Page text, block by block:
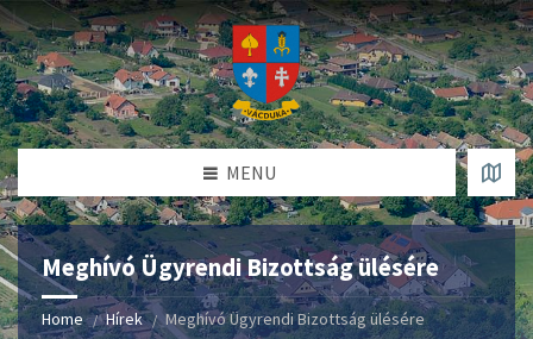
MENU
Meghívó Ügyrendi Bizottság ülésére
Home Hírek Meghívó Ügyrendi Bizottság ülésére